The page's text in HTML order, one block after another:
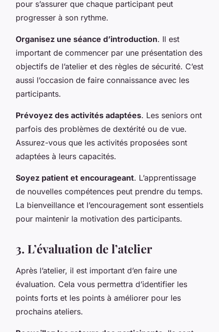
pour s’assurer que chaque participant peut
progresser à son rythme.
Organisez une séance d’introduction. Il est
important de commencer par une présentation des
objectifs de l’atelier et des règles de sécurité. C’est
aussi l’occasion de faire connaissance avec les
participants.
Prévoyez des activités adaptées. Les seniors ont
parfois des problèmes de dextérité ou de vue.
Assurez-vous que les activités proposées sont
adaptées à leurs capacités.
Soyez patient et encourageant. L’apprentissage
de nouvelles compétences peut prendre du temps.
La bienveillance et l’encouragement sont essentiels
pour maintenir la motivation des participants.
3. L’évaluation de l’atelier
Après l’atelier, il est important d’en faire une
évaluation. Cela vous permettra d’identifier les
points forts et les points à améliorer pour les
prochains ateliers.